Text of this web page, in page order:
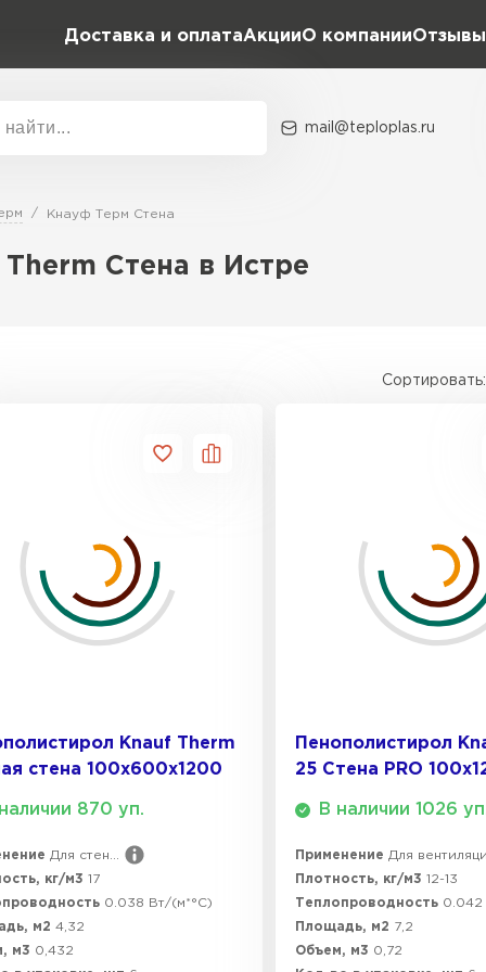
Доставка и оплатаАкцииО компанииОтзывы
mail@teploplas.ru
Кнауф Терм Стена
Стена в Истре
Сортировать:
Knauf Therm
стена 100х600х1200
870 уп.
Для стен...
кг/м3 17
0.038 Вт/(м*°C)
м2 4,32
м3 0,432
Пенополистирол
25 Стена PRO
В наличии 1026
Применение Для
Плотность, кг/м3 12-13
Теплопроводность 0.042
Площадь, м2 7,2
Объем, м3 0,72